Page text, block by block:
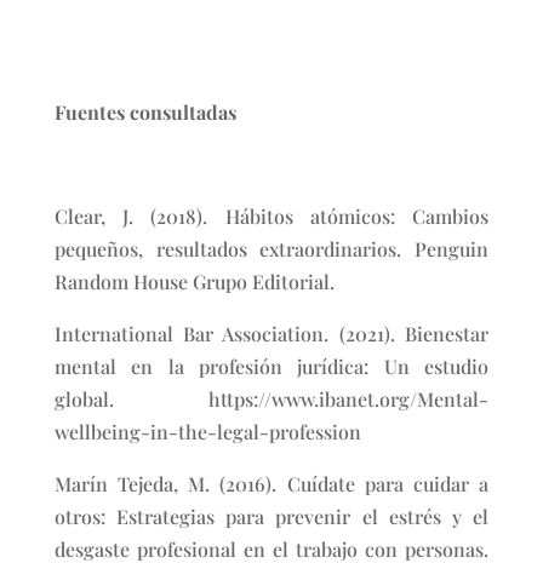
Fuentes consultadas
Clear, J. (2018). Hábitos atómicos: Cambios
pequeños, resultados extraordinarios. Penguin
Random House Grupo Editorial.
International Bar Association. (2021). Bienestar
mental en la profesión jurídica: Un estudio
global. https://www.ibanet.org/Mental-
wellbeing-in-the-legal-profession
Marín Tejeda, M. (2016). Cuídate para cuidar a
otros: Estrategias para prevenir el estrés y el
desgaste profesional en el trabajo con personas.